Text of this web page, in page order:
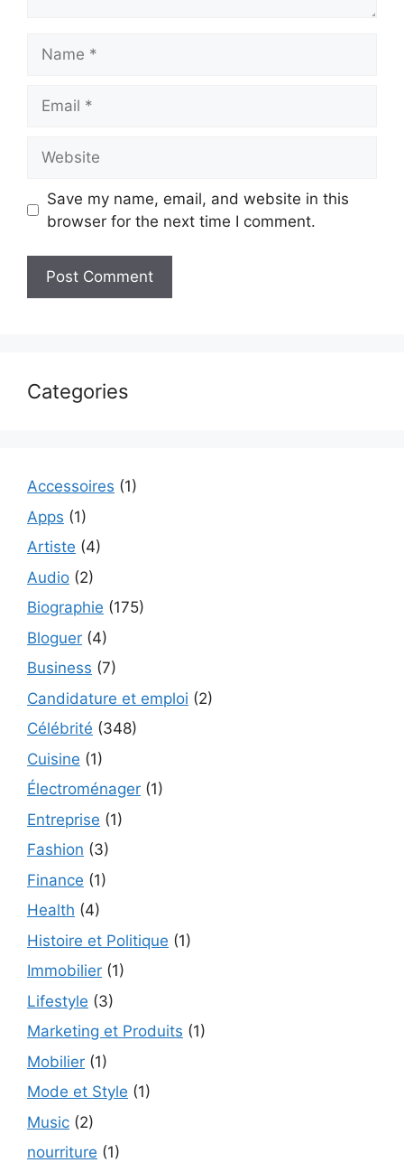
Save my name, email, and website in this
browser for the next time I comment.
Categories
Accessoires (1)
Apps (1)
Artiste (4)
Audio (2)
Biographie (175)
Bloguer (4)
Business (7)
Candidature et emploi (2)
Célébrité (348)
Cuisine (1)
Électroménager (1)
Entreprise (1)
Fashion (3)
Finance (1)
Health (4)
Histoire et Politique (1)
Immobilier (1)
Lifestyle (3)
Marketing et Produits (1)
Mobilier (1)
Mode et Style (1)
Music (2)
nourriture (1)